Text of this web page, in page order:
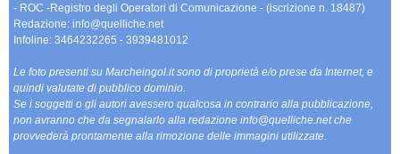
- ROC -Registro degli Operatori di Comunicazione - (iscrizione n. 18487)
Redazione: info@quelliche.net
Infoline: 3464232265 - 3939481012
Le foto presenti su Marcheingol.it sono di proprietà e/o prese da Internet, e
quindi valutate di pubblico dominio.
Se i soggetti o gli autori avessero qualcosa in contrario alla pubblicazione,
non avranno che da segnalarlo alla redazione info@quelliche.net che
provvederà prontamente alla rimozione delle immagini utilizzate.